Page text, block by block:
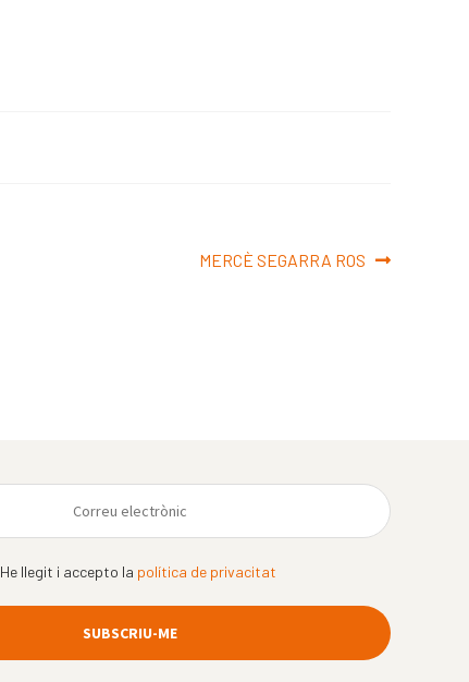
Pròxima
MERCÈ SEGARRA ROS
He llegit i accepto la política de privacitat